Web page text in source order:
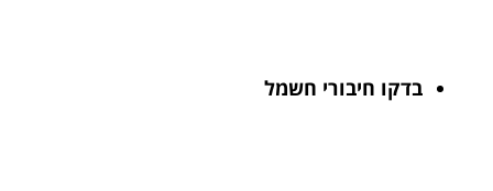
בדקו חיבורי חשמל